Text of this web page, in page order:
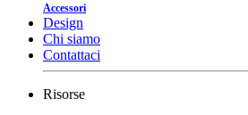
Accessori
Design
Chi siamo
Contattaci
Risorse